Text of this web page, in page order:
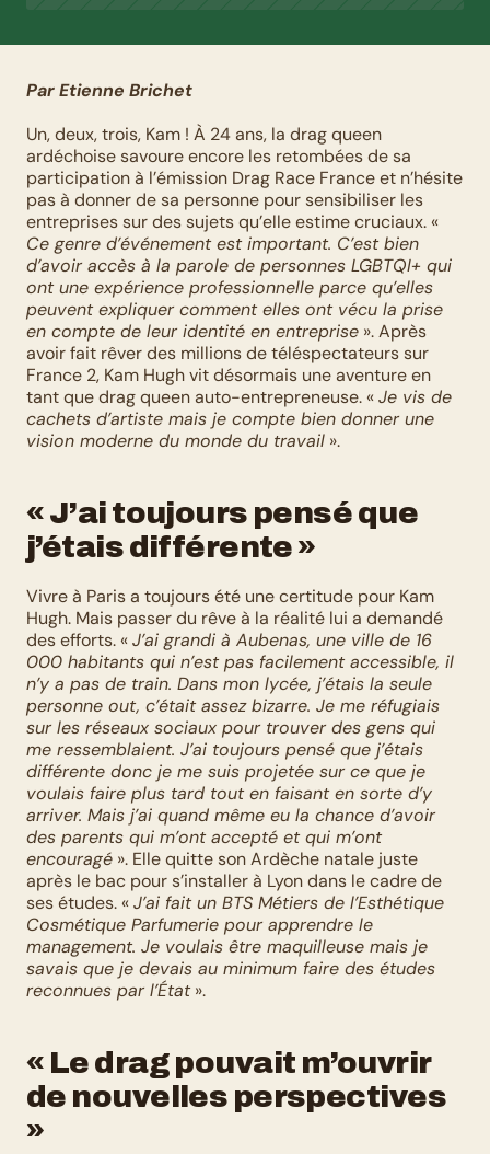
Par Etienne Brichet
Un, deux, trois, Kam ! À 24 ans, la drag queen
ardéchoise savoure encore les retombées de sa
participation à l’émission Drag Race France et n’hésite
pas à donner de sa personne pour sensibiliser les
Ce genre d’événement est important. C’est bien
d’avoir accès à la parole de personnes LGBTQI+ qui
ont une expérience professionnelle parce qu’elles
peuvent expliquer comment elles ont vécu la prise
en compte de leur identité en entreprise ». Après
avoir fait rêver des millions de téléspectateurs sur
France 2, Kam Hugh vit désormais une aventure en
tant que drag queen auto-entrepreneuse. « Je vis de
cachets d’artiste mais je compte bien donner une
vision moderne du monde du travail ».
« J’ai toujours pensé que
j’étais différente »
Vivre à Paris a toujours été une certitude pour Kam
Hugh. Mais passer du rêve à la réalité lui a demandé
des efforts. « J’ai grandi à Aubenas, une ville de 16
000 habitants qui n’est pas facilement accessible, il
n’y a pas de train. Dans mon lycée, j’étais la seule
personne out, c’était assez bizarre. Je me réfugiais
sur les réseaux sociaux pour trouver des gens qui
me ressemblaient. J’ai toujours pensé que j’étais
différente donc je me suis projetée sur ce que je
voulais faire plus tard tout en faisant en sorte d’y
arriver. Mais j’ai quand même eu la chance d’avoir
des parents qui m’ont accepté et qui m’ont
encouragé ». Elle quitte son Ardèche natale juste
après le bac pour s’installer à Lyon dans le cadre de
ses études. « J’ai fait un BTS Métiers de l’Esthétique
Cosmétique Parfumerie pour apprendre le
management. Je voulais être maquilleuse mais je
savais que je devais au minimum faire des études
reconnues par l’État ».
« Le drag pouvait m’ouvrir
de nouvelles perspectives
»